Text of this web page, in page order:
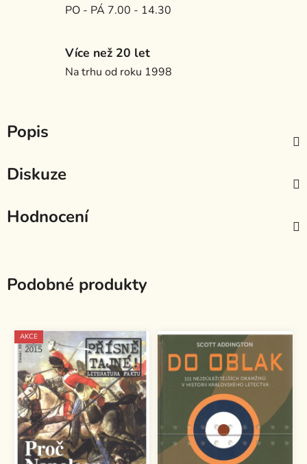
PO - PÁ 7.00 - 14.30
Více než 20 let
Na trhu od roku 1998
Popis
Diskuze
Hodnocení
Podobné produkty
AKCE